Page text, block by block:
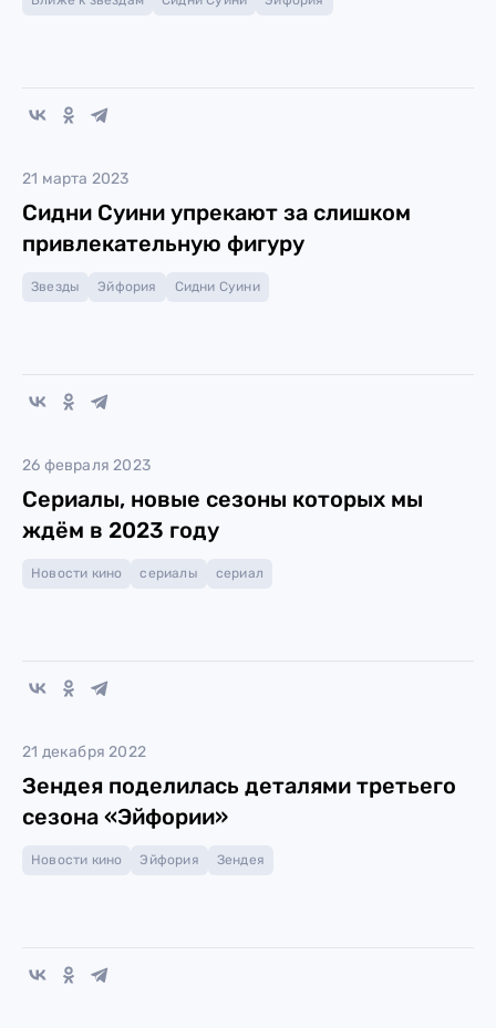
21 марта 2023
Сидни Суини упрекают за слишком
привлекательную фигуру
Звезды Эйфория Сидни Суини
26 февраля 2023
Сериалы, новые сезоны которых мы
ждём в 2023 году
Новости кино сериалы сериал
21 декабря 2022
Зендея поделилась деталями третьего
сезона «Эйфории»
Новости кино Эйфория Зендея